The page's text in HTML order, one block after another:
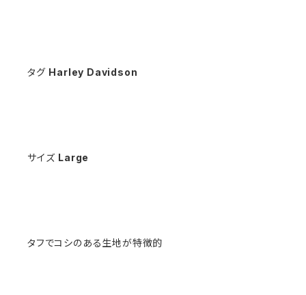
タグ Harley Davidson
サイズ Large
タフでコシのある生地が特徴的